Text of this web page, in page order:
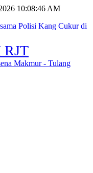
Polisi Kang Cukur di
Classmeet dan
Guru Nasional dengan
Timur, Raih
Rawajitu Timur, Raih
Gemilang di Pentas
Nabi: Teladani
Satuan
10:08:46 AM
RJT
Makmur - Tulang